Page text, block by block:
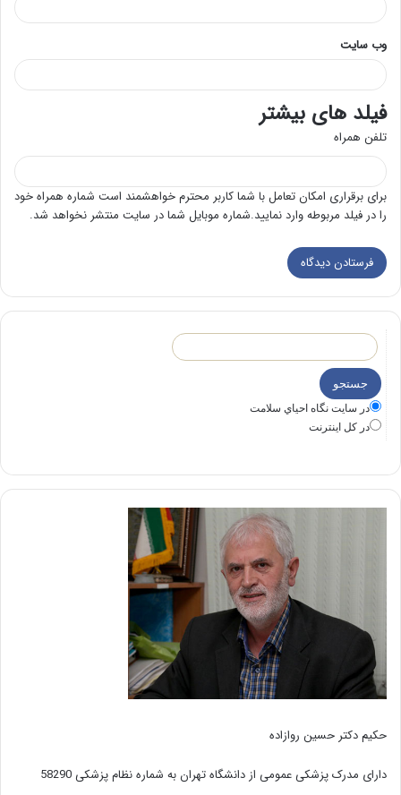
وب‌ سایت
فیلد های بیشتر
تلفن همراه
برای برقراری امکان تعامل با شما کاربر محترم خواهشمند است شماره همراه خود
را در فیلد مربوطه وارد نمایید.شماره موبایل شما در سایت منتشر نخواهد شد.
در سايت نگاه احياي سلامت
در كل اينترنت
حکیم دکتر حسین روازاده
دارای مدرک پزشکی عمومی از دانشگاه تهران به شماره نظام پزشکی 58290